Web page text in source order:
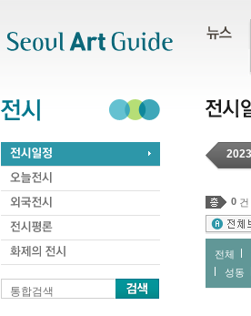
통합검색
2023
0 건
전체
성동